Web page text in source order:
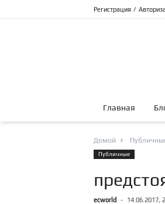
Регистрация /
Главная
Домой
Публичные
ecworld - 14.06.2017,